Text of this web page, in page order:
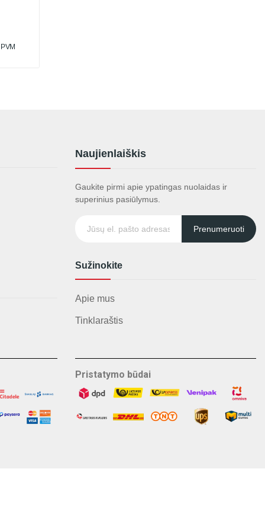
Naujienlaiškis
Gaukite pirmi apie ypatingas nuolaidas ir
superinius pasiūlymus.
Prenumeruoti
Sužinokite
Apie mus
Tinklaraštis
Pristatymo būdai